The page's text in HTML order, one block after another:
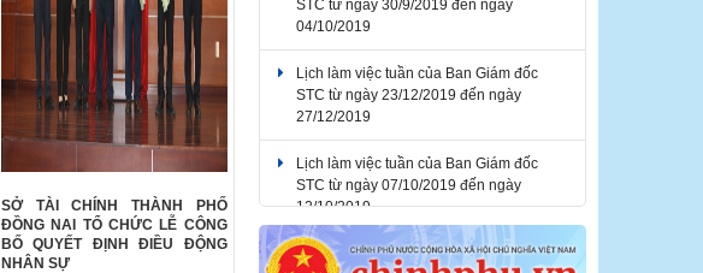
SỞ TÀI CHÍNH THÀNH PHỐ
ĐỒNG NAI TỔ CHỨC LỄ CÔNG
BỐ QUYẾT ĐỊNH ĐIỀU ĐỘNG
NHÂN SỰ
Lịch làm việc tuần của Ban Giám đốc
STC từ ngày 23/12/2019 đến ngày
27/12/2019
Lịch làm việc tuần của Ban Giám đốc
STC từ ngày 07/10/2019 đến ngày
12/10/2019
STC từ ngày 04/11/2019 đến ngày
08/11/2019